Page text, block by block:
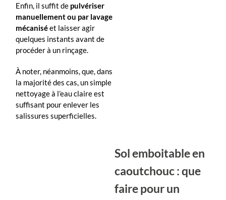
Enfin, il suffit de pulvériser
manuellement ou par lavage
mécaniséet laisser agir
quelques instants avant de
procéder à un rinçage.
À noter, néanmoins, que, dans
la majorité des cas, un simple
nettoyage à l’eau claire est
suffisant pour enlever les
salissures superficielles.
Sol emboitable en
caoutchouc : que
faire pour un